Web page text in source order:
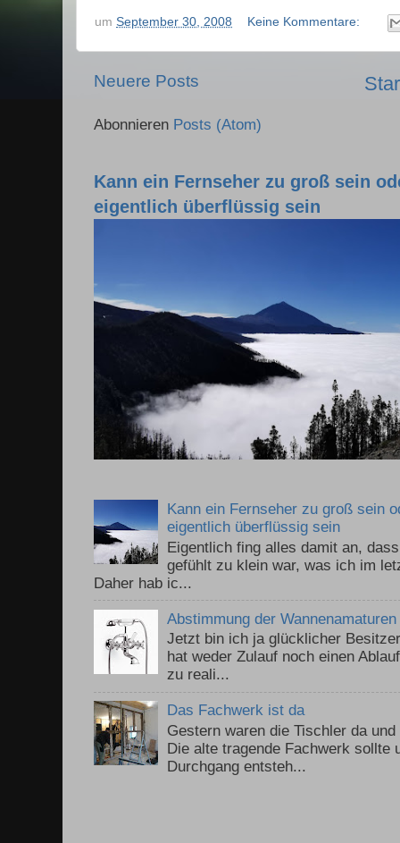
um September 30, 2008 Keine Kommentare:
Neuere Posts
Abonnieren Posts (Atom)
Kann ein Fernseher zu groß sein
eigentlich überflüssig sein
Kann ein Fernseher zu groß sein
eigentlich überflüssig sein
Eigentlich fing alles damit an,
gefühlt zu klein war, was ich im
Daher hab ic...
Abstimmung der Wannenamaturen
Jetzt bin ich ja glücklicher
hat weder Zulauf noch einen
zu reali...
Das Fachwerk ist da
Gestern waren die Tischler da
Die alte tragende Fachwerk sollte
Durchgang entsteh...